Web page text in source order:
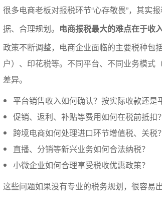
很多电商老板对报税环节“心存敬畏”，其实
据、合理规划。 电商报税最大的难点在于收
政策不断调整，电商企业面临的主要税种包
户）、印花税等。不同平台、不同业务模式
差异。
平台销售收入如何确认？按实际收款还是
促销、返利、补贴等费用如何在税前抵扣？
跨境电商如何处理进口环节增值税、关税？
直播、分销等新兴业务如何合法纳税？
小微企业如何合理享受税收优惠政策？
这些问题如果没有专业的税务规划，很容易出